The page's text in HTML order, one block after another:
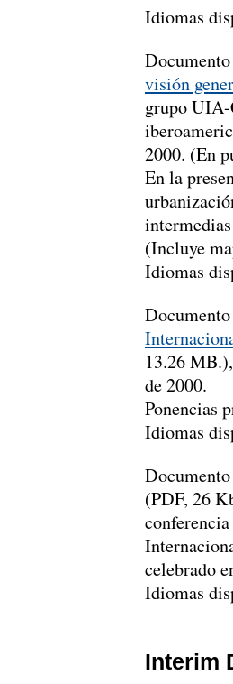
Idiomas
visión
grupo UIA-
2000. (En
En la
(Incluye
Idiomas
13.26
de 2000.
Ponencias
Idiomas
(PDF, 26
celebrado
Idiomas
Interim